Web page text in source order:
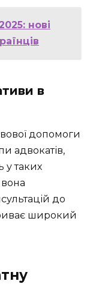
нові
в
допомоги
адвокатів,
у таких
вона
до
широкий